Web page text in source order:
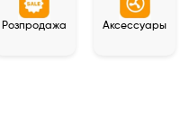
Розпродажа Аксессуары